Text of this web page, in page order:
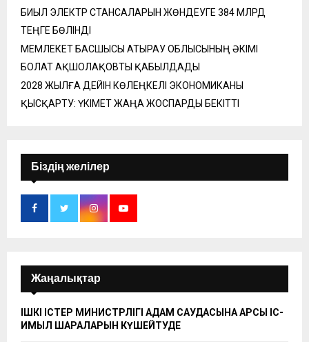
БИЫЛ ЭЛЕКТР СТАНСАЛАРЫН ЖӨНДЕУГЕ 384 МЛРД
ТЕҢГЕ БӨЛІНДІ
МЕМЛЕКЕТ БАСШЫСЫ АТЫРАУ ОБЛЫСЫНЫҢ ӘКІМІ
БОЛАТ АҚШОЛАҚОВТЫ ҚАБЫЛДАДЫ
2028 ЖЫЛҒА ДЕЙІН КӨЛЕҢКЕЛІ ЭКОНОМИКАНЫ
ҚЫСҚАРТУ: ҮКІМЕТ ЖАҢА ЖОСПАРДЫ БЕКІТТІ
Біздің желілер
Жаңалықтар
ІШКІ ІСТЕР МИНИСТРЛІГІ АДАМ САУДАСЫНА ҚАРСЫ ІС-
ҚИМЫЛ ШАРАЛАРЫН КҮШЕЙТУДЕ